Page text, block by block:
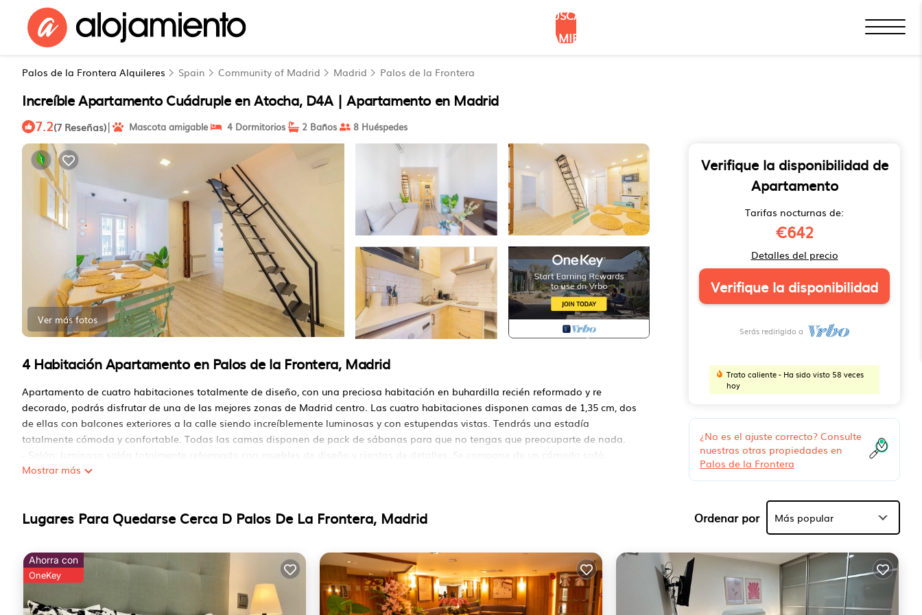
BUSCAR
ALOJAMIENTOS
Palos de la Frontera Alquileres Spain Community of Madrid Madrid Palos de la Frontera
Increíble Apartamento Cuádruple en Atocha, D4A | Apartamento en Madrid
7.2(7 Reseñas)| Mascota amigable 4 Dormitorios 2 Baños 8 Huéspedes
Ver más fotos
4 Habitación Apartamento en Palos de la Frontera, Madrid
Apartamento de cuatro habitaciones totalmente de diseño, con una preciosa habitación en buhardilla recién reformado y re
decorado, podrás disfrutar de una de las mejores zonas de Madrid centro. Las cuatro habitaciones disponen camas de 1,35 cm, dos
de ellas con balcones exteriores a la calle siendo increíblemente luminosas y con estupendas vistas. Tendrás una estadía
totalmente cómoda y confortable. Todas las camas disponen de pack de sábanas para que no tengas que preocuparte de nada.
- Salón: luminoso salón totalmente reformado con muebles de diseño y cientos de detalles. Se compone de un cómodo sofá,
alfombra, mesillas de café y aire acondicionado y balcón a la calle muy luminoso. ( EL AIRE ACONDICIONADO ES SOLO EN EL
- Balcones con una de las mejores y más privilegiadas vistas al castizo Madrid.
cafetera, tostadora, tetera, sartenes, cubiertos, cristalería, etc.
- Nº1 Dormitorio: Muy luminoso y acogedor con balcón exterior
Cama tamaño doble viscoelástica importada de Italia, plantas y sillón.
La cama viene totalmente equipada con sábanas, almohadas y cojines impecables.
Mostrar más
Verifique la disponibilidad de
Apartamento
Tarifas nocturnas de:
€642
Detalles del precio
Verifique la disponibilidad
Serás redirigido a
Trato caliente - Ha sido visto 58 veces
hoy
¿No es el ajuste correcto? Consulte
nuestras otras propiedades en
Palos de la Frontera
Lugares Para Quedarse Cerca D Palos De La Frontera, Madrid Ordenar por Más popular
Ahorra con
OneKey